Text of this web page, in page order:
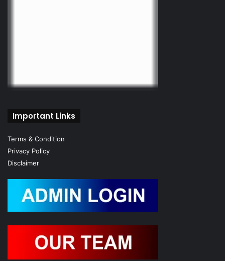
Important Links
Terms & Condition
Privacy Policy
Disclaimer